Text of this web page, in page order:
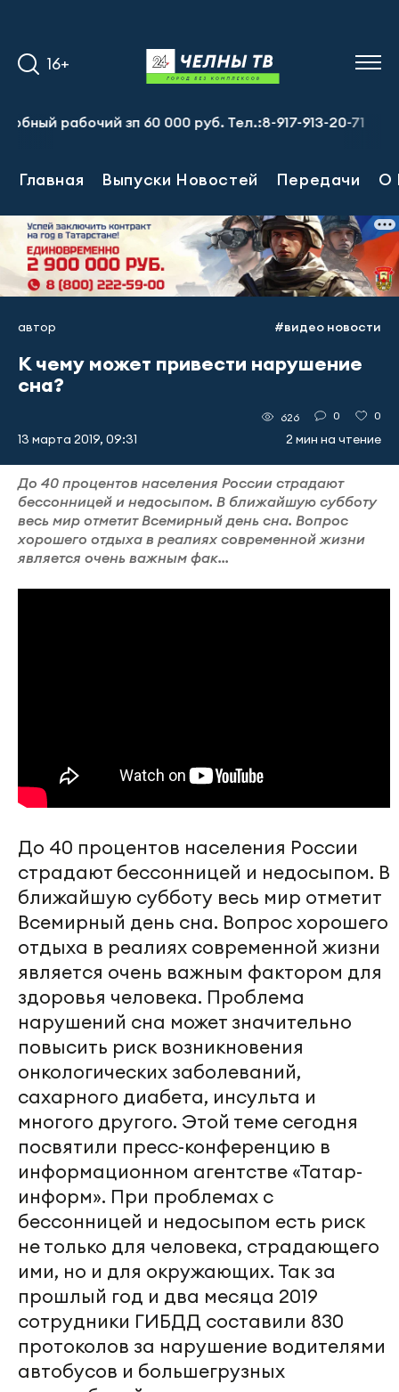
16+
рабочий зп 60 000 руб. Тел.:8-917-913-20-71
Главная Выпуски Новостей Передачи О
автор #видео новости
К чему может привести нарушение
сна?
13 марта 2019, 09:31
626 0 0
2 мин на чтение
До 40 процентов населения России страдают
бессонницей и недосыпом. В ближайшую субботу
весь мир отметит Всемирный день сна. Вопрос
хорошего отдыха в реалиях современной жизни
является очень важным фак...
До 40 процентов населения России
страдают бессонницей и недосыпом. В
ближайшую субботу весь мир отметит
Всемирный день сна. Вопрос хорошего
отдыха в реалиях современной жизни
является очень важным фактором для
здоровья человека. Проблема
нарушений сна может значительно
повысить риск возникновения
онкологических заболеваний,
сахарного диабета, инсульта и
многого другого. Этой теме сегодня
посвятили пресс-конференцию в
информационном агентстве «Татар-
информ». При проблемах с
бессонницей и недосыпом есть риск
не только для человека, страдающего
ими, но и для окружающих. Так за
прошлый год и два месяца 2019
сотрудники ГИБДД составили 830
протоколов за нарушение водителями
автобусов и большегрузных